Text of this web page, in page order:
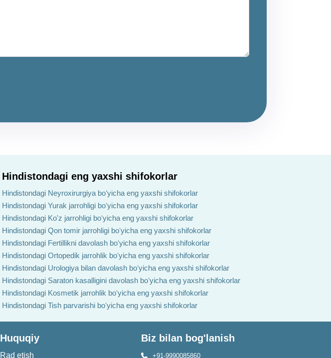
Hindistondagi eng yaxshi shifokorlar
Hindistondagi Neyroxirurgiya boʻyicha eng yaxshi shifokorlar
Hindistondagi Yurak jarrohligi boʻyicha eng yaxshi shifokorlar
Hindistondagi Ko'z jarrohligi boʻyicha eng yaxshi shifokorlar
Hindistondagi Qon tomir jarrohligi boʻyicha eng yaxshi shifokorlar
Hindistondagi Fertillikni davolash boʻyicha eng yaxshi shifokorlar
Hindistondagi Ortopedik jarrohlik boʻyicha eng yaxshi shifokorlar
Hindistondagi Urologiya bilan davolash boʻyicha eng yaxshi shifokorlar
Hindistondagi Saraton kasalligini davolash boʻyicha eng yaxshi shifokorlar
Hindistondagi Kosmetik jarrohlik boʻyicha eng yaxshi shifokorlar
Hindistondagi Tish parvarishi boʻyicha eng yaxshi shifokorlar
Huquqiy
Rad etish
Biz bilan bog'lanish
+91-9990085860